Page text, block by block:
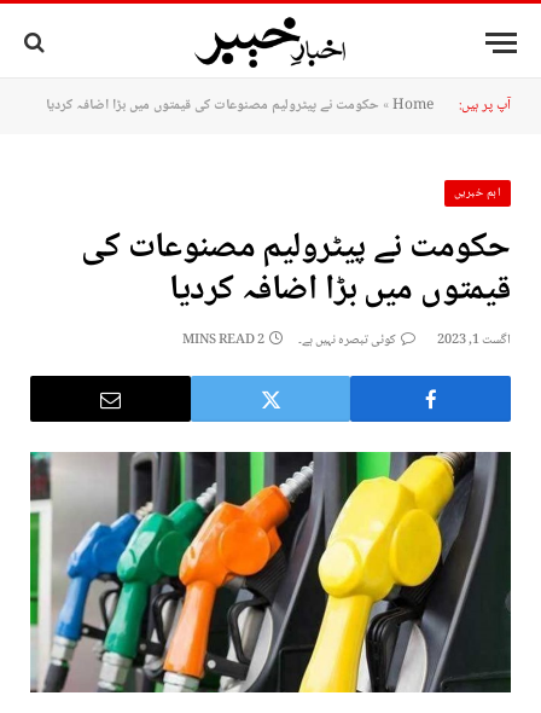
آپ پر ہیں: Home
» حکومت نے پیٹرولیم مصنوعات کی قیمتوں میں بڑا اضافہ کردیا
اہم خبریں
حکومت نے پیٹرولیم مصنوعات کی
قیمتوں میں بڑا اضافہ کردیا
اگست 1, 2023 کوئی تبصرہ نہیں ہے۔ 2 MINS READ